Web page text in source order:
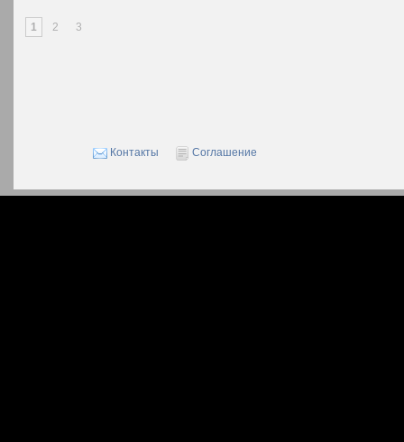
1 2 3
Контакты Соглашение